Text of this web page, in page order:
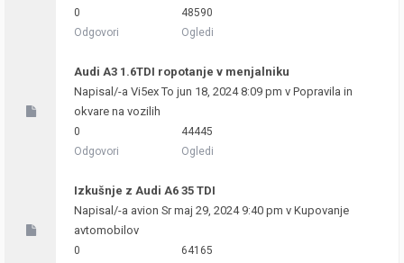
0
Odgovori
48590
Ogledi
Audi A3 1.6TDI ropotanje v menjalniku
Napisal/-a Vi5exTo jun 18, 2024 8:09 pm v Popravila in
okvare na vozilih
0
Odgovori
44445
Ogledi
Izkušnje z Audi A6 35 TDI
Napisal/-a avion Sr maj 29, 2024 9:40 pm v Kupovanje
avtomobilov
0
64165